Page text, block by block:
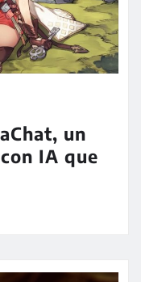
un
IA que